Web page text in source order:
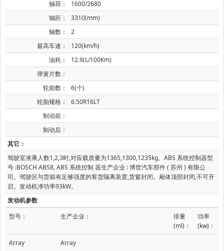
轴荷：
1600/2680
轴距：
3310(mm)
轴数：
2
最高车速：
120(km/h)
油耗：
12.9(L/100Km)
弹簧片数：
轮胎数：
6(个)
轮胎规格：
6.50R16LT
制动前：
制动后：
其它：
驾驶室准乘人数1,2,3时,对应载质量为1365,1300,1235kg。ABS 系统控制器型
号 :BOSCH ABS8, ABS 系统控制 器生产企业 : 博世汽车部件 ( 苏州 ) 有限公
司。驾驶区与货箱有足够强度的客货隔离装置,货窗封闭。厢体顶部封闭,不可开
启。发动机净功率93kW。
发动机参数
型号：
生产企业：
排量
(ml)：
功率
(kw)：
Array
Array